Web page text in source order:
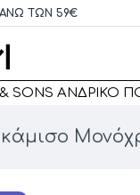
ΤΩΝ 59€
& SΟNS